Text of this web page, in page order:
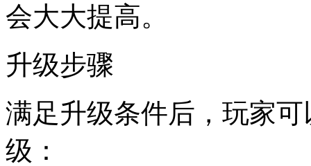
会大大提高。
升级步骤
满足升级条件后，玩家
级：